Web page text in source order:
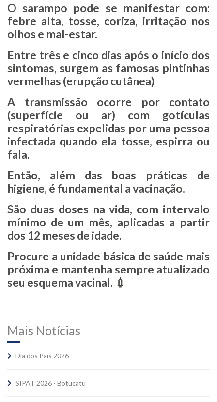
Mais Notícias
Dia dos Pais 2026
SIPAT 2026 - Botucatu
O sarampo pode se manifestar com:
febre alta, tosse, coriza, irritação nos
olhos e mal-estar.
Entre três e cinco dias após o início dos
sintomas, surgem as famosas pintinhas
vermelhas (erupção cutânea)
A transmissão ocorre por contato
(superfície ou ar) com gotículas
respiratórias expelidas por uma pessoa
infectada quando ela tosse, espirra ou
fala.
Então, além das boas práticas de
higiene, é fundamental a vacinação.
São duas doses na vida, com intervalo
mínimo de um mês, aplicadas a partir
dos 12 meses de idade.
Procure a unidade básica de saúde mais
próxima e mantenha sempre atualizado
seu esquema vacinal. 💉